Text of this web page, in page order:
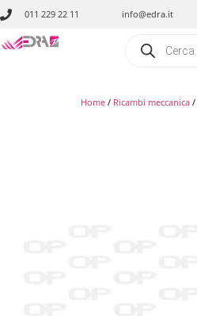
011 229 22 11 info@edra.it
Home / Ricambi meccanica /